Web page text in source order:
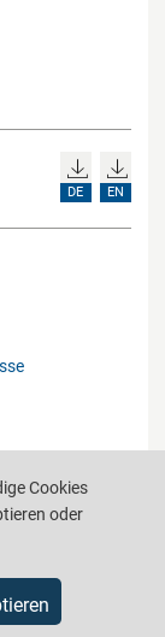
DE EN
IS-ARGEBAU
Cookies
oder